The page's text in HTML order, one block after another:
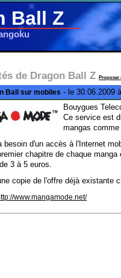
Ball Z
de Dragon Ball Z Proposer
Ball sur mobiles - le 30.06.2009
Bouygues
Ce service est
mangas
besoin d'un accès à l'Internet
chapitre de chaque
3 à 5 euros.
copie de l'offre déjà existante
www.mangamode.net/